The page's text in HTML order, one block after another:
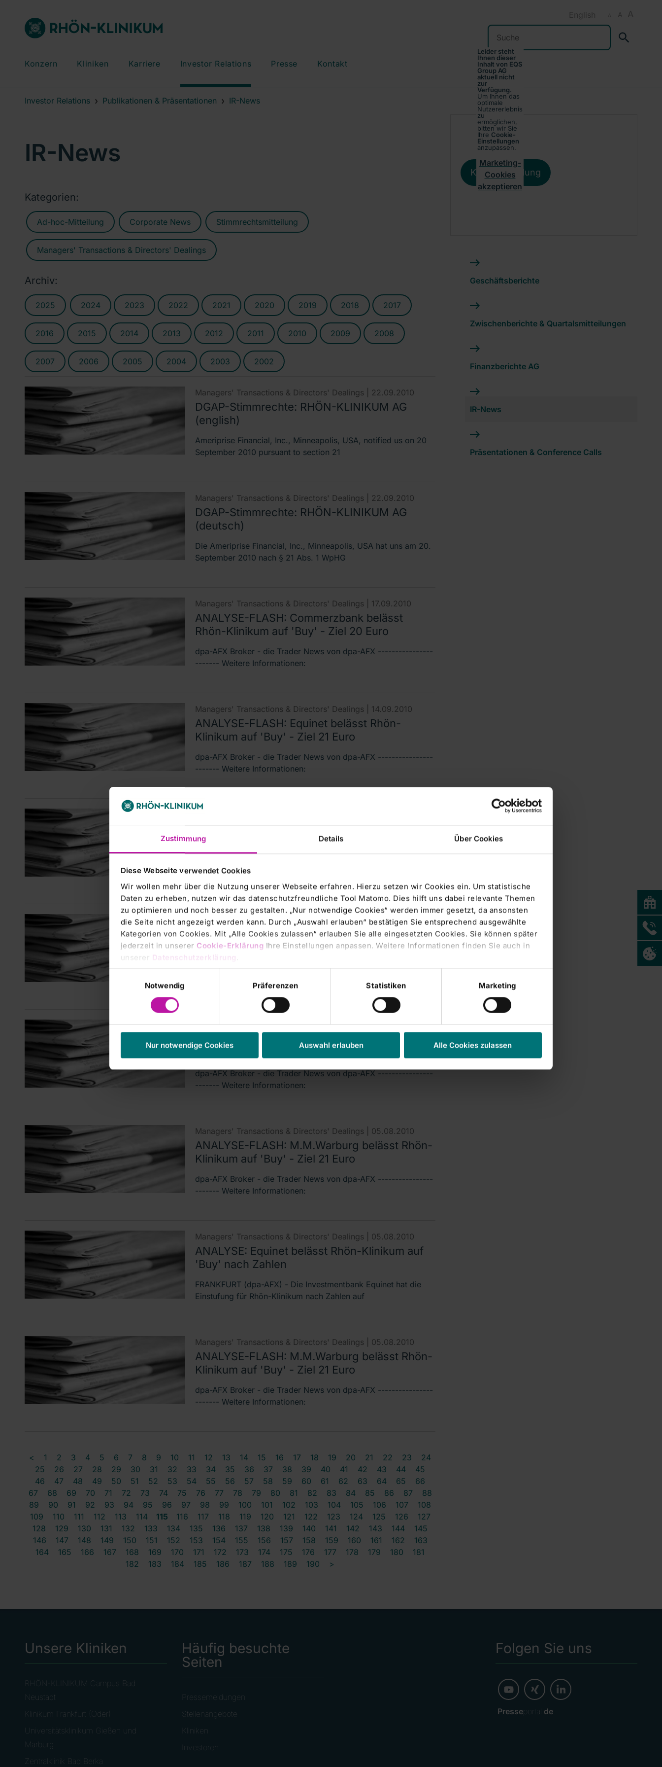
Zustimmung Details Über Cookies
Diese Webseite verwendet Cookies
Wir wollen mehr über die Nutzung unserer Webseite erfahren. Hierzu setzen wir Cookies ein. Um statistische
Daten zu erheben, nutzen wir das datenschutzfreundliche Tool Matomo. Dies hilft uns dabei relevante Themen
zu optimieren und noch besser zu gestalten. „Nur notwendige Cookies“ werden immer gesetzt, da ansonsten
die Seite nicht angezeigt werden kann. Durch „Auswahl erlauben“ bestätigen Sie entsprechend ausgewählte
Kategorien von Cookies. Mit „Alle Cookies zulassen“ erlauben Sie alle eingesetzten Cookies. Sie können später
jederzeit in unserer Cookie-Erklärung Ihre Einstellungen anpassen. Weitere Informationen finden Sie auch in
unserer Datenschutzerklärung
Notwendig
Präferenzen Statistiken Marketing
Nur notwendige Cookies Auswahl erlauben Alle Cookies zulassen
A A A
English
Suchen
Konzern Kliniken Karriere Investor Relations Presse Kontakt
Investor Relations Publikationen & Präsentationen IR-News
IR-News
Kategorien:
Ad-hoc-Mitteilung Corporate News Stimmrechtsmitteilung
Managers' Transactions & Directors' Dealings
Archiv:
2025 2024 2023 2022 2021 2020 2019 2018 2017
2016 2015 2014 2013 2012 2011 2010 2009 2008
2007 2006 2005 2004 2003 2002
Managers' Transactions & Directors' Dealings | 22.09.2010
DGAP-Stimmrechte: RHÖN-KLINIKUM AG
(english)
Ameriprise Financial, Inc., Minneapolis, USA, notified us on 20
September 2010 pursuant to section 21
Managers' Transactions & Directors' Dealings | 22.09.2010
DGAP-Stimmrechte: RHÖN-KLINIKUM AG
(deutsch)
Die Ameriprise Financial, Inc., Minneapolis, USA hat uns am 20.
September 2010 nach § 21 Abs. 1 WpHG
Managers' Transactions & Directors' Dealings | 17.09.2010
ANALYSE-FLASH: Commerzbank belässt
Rhön-Klinikum auf 'Buy' - Ziel 20 Euro
dpa-AFX Broker - die Trader News von dpa-AFX ----------------
------- Weitere Informationen:
Managers' Transactions & Directors' Dealings | 14.09.2010
ANALYSE-FLASH: Equinet belässt Rhön-
Klinikum auf 'Buy' - Ziel 21 Euro
dpa-AFX Broker - die Trader News von dpa-AFX ----------------
------- Weitere Informationen:
DGAP-DD: RHÖN-KLINIKUM AG deutsch
Managers' Transactions & Directors' Dealings |06.08.2010
DGAP-DD: RHÖN-KLINIKUM AG
Angaben zum Mitteilungspflichtigen Name: Klimpe Vorname:
Detlef Funktion: Verwaltungs- oder Aufsichtsorgan
Managers' Transactions & Directors' Dealings |05.08.2010
ANALYSE-FLASH: Unicredit belässt Rhön-
Klinikum auf 'Buy' nach Zahlen
dpa-AFX Broker - die Trader News von dpa-AFX ----------------
------- Weitere Informationen:
Managers' Transactions & Directors' Dealings | 05.08.2010
ANALYSE-FLASH: M.M.Warburg belässt Rhön-
Klinikum auf 'Buy' - Ziel 21 Euro
dpa-AFX Broker - die Trader News von dpa-AFX ----------------
------- Weitere Informationen:
Managers' Transactions & Directors' Dealings | 05.08.2010
ANALYSE: Equinet belässt Rhön-Klinikum auf
'Buy' nach Zahlen
FRANKFURT (dpa-AFX) - Die Investmentbank Equinet hat die
Einstufung für Rhön-Klinikum nach Zahlen auf
Managers' Transactions & Directors' Dealings | 05.08.2010
ANALYSE-FLASH: M.M.Warburg belässt Rhön-
Klinikum auf 'Buy' - Ziel 21 Euro
dpa-AFX Broker - die Trader News von dpa-AFX ----------------
------- Weitere Informationen:
< 1 2 3 4 5 6 7 8 9 10 11 12 13 14 15 16 17 18 19 20 21 22 23
24
25
26 27 28 29 30 31 32 33 34 35 36 37 38 39 40 41 42 43 44
45
46
47 48 49 50 51 52 53 54 55 56 57 58 59 60 61 62 63 64 65
66
67
68 69 70 71 72 73 74 75 76 77 78 79 80 81 82 83 84 85 86 87
88
89
90 91 92 93 94 95 96 97 98 99 100 101 102 103 104 105 106 107
108
109
110 111 112 113 114 115 116 117 118 119 120 121 122 123 124 125 126
127
128
129 130 131 132 133 134 135 136 137 138 139 140 141 142 143 144
145
146
147 148 149 150 151 152 153 154 155 156 157 158 159 160 161 162
163
164
165 166 167 168 169 170 171 172 173 174 175 176 177 178 179 180
181
182
183 184 185 186 187 188 189 190 >
Leider steht
Ihnen dieser
Inhalt von EQS
Group AG
aktuell nicht
zur
Verfügung.
Um Ihnen das
optimale
Nutzererlebnis
zu
ermöglichen,
bitten wir Sie
Ihre Cookie-
Einstellungen
anzupassen.
Marketing-
Cookies
akzeptieren
Kursentwicklung
Geschäftsberichte
Zwischenberichte & Quartalsmitteilungen
Finanzberichte AG
IR-News
Präsentationen & Conference Calls
Unsere Kliniken
RHÖN-KLINIKUM Campus Bad
Neustadt
Klinikum Frankfurt (Oder)
Universitätsklinikum Gießen und
Marburg
Zentralklinik Bad Berka
Häufig besuchte
Seiten
Pressemeldungen
Stellenangebote
Kliniken
Investoren
Folgen Sie uns
Presseportal. de